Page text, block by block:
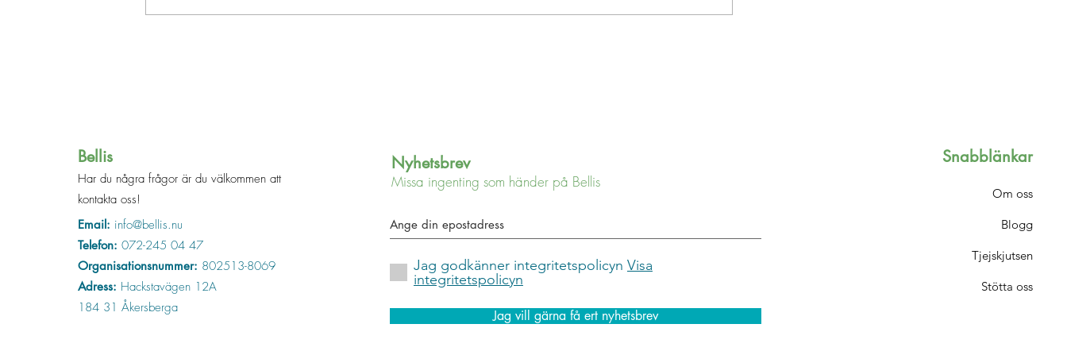
Bellis
Har du några frågor är du välkommen att
kontakta oss!
Email: info@bellis.nu
Telefon: 072-245 04 47
Organisationsnummer: 802513-8069
Adress: Hackstavägen 12A
184 31 Åkersberga
Nyhetsbrev
Missa ingenting som händer på Bellis
Jag godkänner integritetspolicyn Visa
integritetspolicyn
Jag vill gärna få ert nyhetsbrev
Snabblänkar
Om oss
Blogg
Tjejskjutsen
Stötta oss